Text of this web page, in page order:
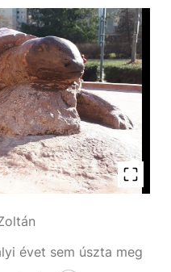
évet sem úszta meg